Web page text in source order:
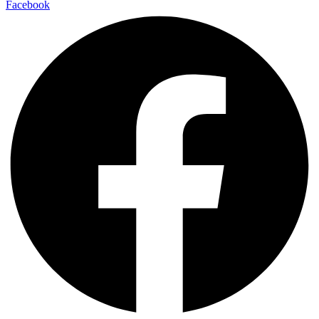
Facebook